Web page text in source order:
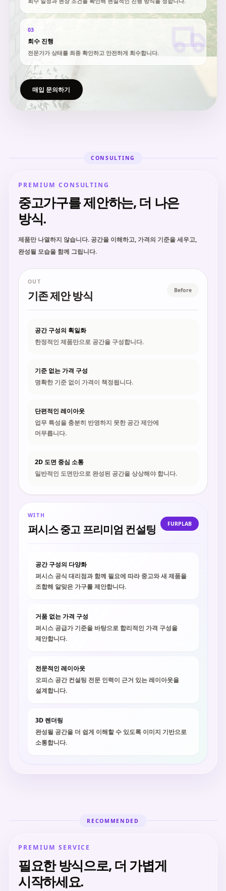
03
회수 진행
전문가가 상태를 최종 확인하고 안전하게 회수합니다.
매입 문의하기
CONSULTING
PREMIUM CONSULTING
중고가구를 제안하는, 더 나은
방식.
제품만 나열하지 않습니다. 공간을 이해하고, 가격의 기준을 세우고,
완성될 모습을 함께 그립니다.
OUT
기존 제안 방식 Before
공간 구성의 획일화
한정적인 제품만으로 공간을 구성합니다.
기준 없는 가격 구성
명확한 기준 없이 가격이 책정됩니다.
단편적인 레이아웃
업무 특성을 충분히 반영하지 못한 공간 제안에
머무릅니다.
2D 도면 중심 소통
일반적인 도면만으로 완성된 공간을 상상해야 합니다.
WITH
퍼시스 중고 프리미엄 컨설팅 FURPLAB
공간 구성의 다양화
퍼시스 공식 대리점과 함께 필요에 따라 중고와 새 제품을
조합해 알맞은 가구를 제안합니다.
거품 없는 가격 구성
퍼시스 공급가 기준을 바탕으로 합리적인 가격 구성을
제안합니다.
전문적인 레이아웃
오피스 공간 컨설팅 전문 인력이 근거 있는 레이아웃을
설계합니다.
3D 렌더링
완성될 공간을 더 쉽게 이해할 수 있도록 이미지 기반으로
소통합니다.
RECOMMENDED
PREMIUM SERVICE
필요한 방식으로, 더 가볍게
시작하세요.